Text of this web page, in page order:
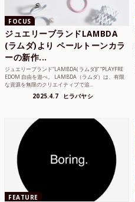
FOCUS
ジュエリーブランドLAMBDA
(ラムダ)より ペールトーンカラ
ーの新作...
ジュエリーブランド“LAMBDA( ラムダ))” “PLAYFRE
EDOM 自由を遊べ。 LAMBDA（ラムダ）は、有限
な資源を無限のクリエイティブで追...
2025.4.7 ヒラバヤシ
FEATURE